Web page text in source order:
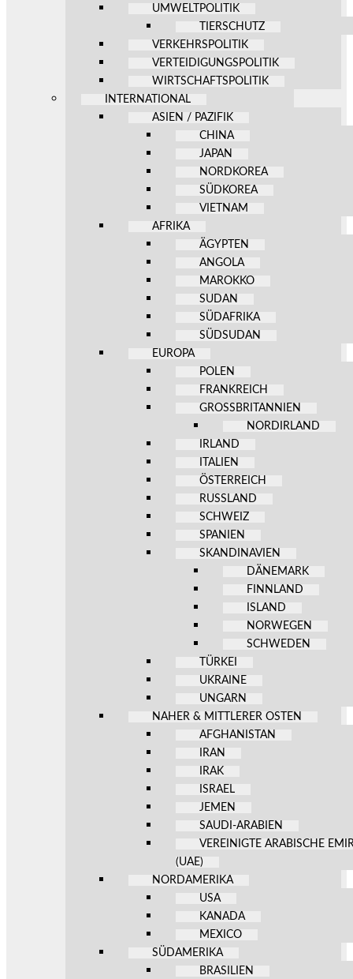
UMWELTPOLITIK
TIERSCHUTZ
VERKEHRSPOLITIK
VERTEIDIGUNGSPOLITIK
WIRTSCHAFTSPOLITIK
INTERNATIONAL
ASIEN / PAZIFIK
CHINA
JAPAN
NORDKOREA
SÜDKOREA
VIETNAM
AFRIKA
ÄGYPTEN
ANGOLA
MAROKKO
SUDAN
SÜDAFRIKA
SÜDSUDAN
EUROPA
POLEN
FRANKREICH
GROSSBRITANNIEN
NORDIRLAND
IRLAND
ITALIEN
ÖSTERREICH
RUSSLAND
SCHWEIZ
SPANIEN
SKANDINAVIEN
DÄNEMARK
FINNLAND
ISLAND
NORWEGEN
SCHWEDEN
TÜRKEI
UKRAINE
UNGARN
NAHER & MITTLERER OSTEN
AFGHANISTAN
IRAN
IRAK
ISRAEL
JEMEN
SAUDI-ARABIEN
VEREINIGTE ARABISCHE
(UAE)
NORDAMERIKA
USA
KANADA
MEXICO
SÜDAMERIKA
BRASILIEN